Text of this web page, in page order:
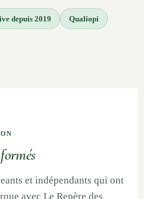
depuis 2019 Qualiopi
et indépendants qui ont
avec Le Repère des